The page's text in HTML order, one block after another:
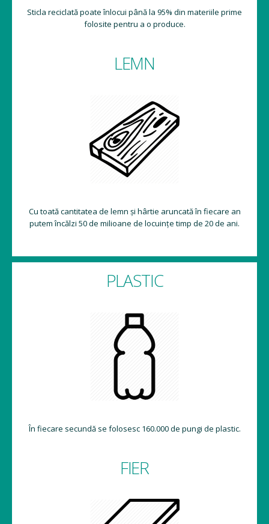
Sticla reciclată poate înlocui până la 95% din materiile prime
folosite pentru a o produce.
LEMN
Cu toată cantitatea de lemn și hârtie aruncată în fiecare an
putem încălzi 50 de milioane de locuințe timp de 20 de ani.
PLASTIC
În fiecare secundă se folosesc 160.000 de pungi de plastic.
FIER